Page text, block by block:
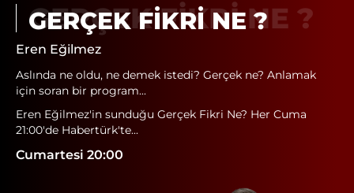
GERÇEK FIKRI NE ?
Eren Eğilmez
Aslında ne oldu, ne demek istedi? Gerçek ne? Anlamak
için soran bir program...
Eren Eğilmez'in sunduğu Gerçek Fikri Ne? Her Cuma
21:00'de Habertürk'te...
Cumartesi 20:00